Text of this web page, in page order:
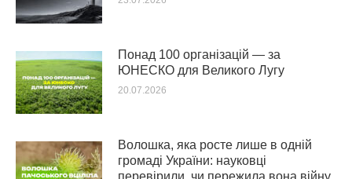
Понад 100 організацій — за
ЮНЕСКО для Великого Лугу
20.07.2026
Волошка, яка росте лише в одній
громаді України: науковці
перевірили, чи пережила вона війну